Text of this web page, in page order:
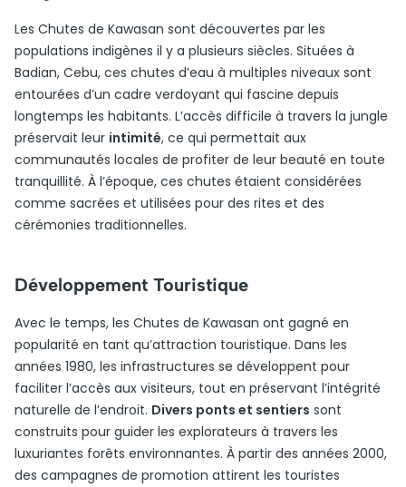
Les Chutes de Kawasan sont découvertes par les
populations indigènes il y a plusieurs siècles. Situées à
Badian, Cebu, ces chutes d’eau à multiples niveaux sont
entourées d’un cadre verdoyant qui fascine depuis
longtemps les habitants. L’accès difficile à travers la jungle
préservait leur intimité, ce qui permettait aux
communautés locales de profiter de leur beauté en toute
tranquillité. À l’époque, ces chutes étaient considérées
comme sacrées et utilisées pour des rites et des
cérémonies traditionnelles.
Développement Touristique
Avec le temps, les Chutes de Kawasan ont gagné en
popularité en tant qu’attraction touristique. Dans les
années 1980, les infrastructures se développent pour
faciliter l’accès aux visiteurs, tout en préservant l’intégrité
naturelle de l’endroit. Divers ponts et sentiers sont
construits pour guider les explorateurs à travers les
luxuriantes forêts environnantes. À partir des années 2000,
des campagnes de promotion attirent les touristes